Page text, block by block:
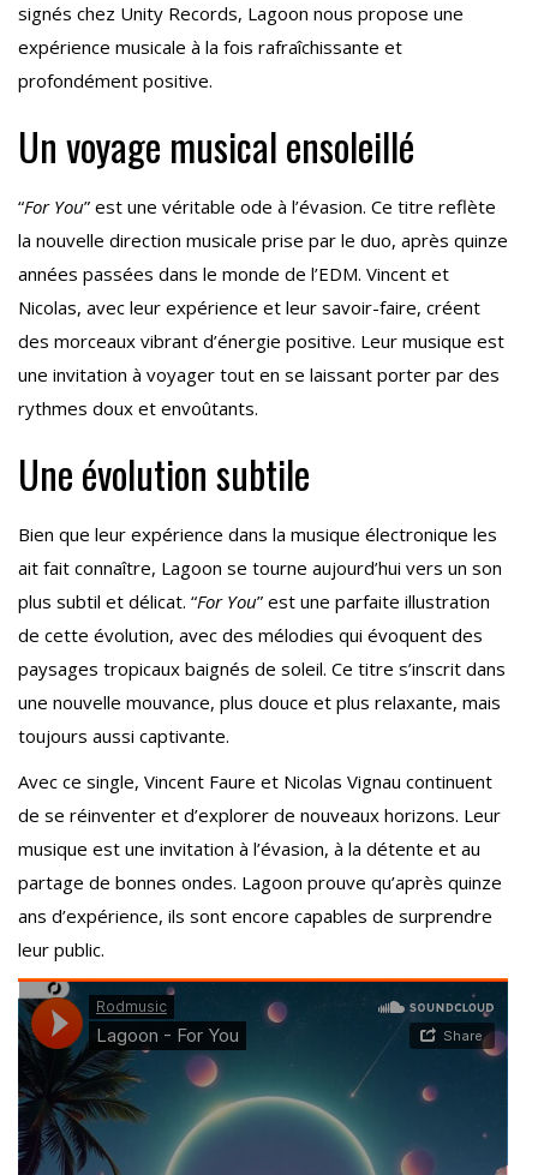
signés chez Unity Records, Lagoon nous propose une
expérience musicale à la fois rafraîchissante et
profondément positive.
Un voyage musical ensoleillé
“For You” est une véritable ode à l’évasion. Ce titre reflète
la nouvelle direction musicale prise par le duo, après quinze
années passées dans le monde de l’EDM. Vincent et
Nicolas, avec leur expérience et leur savoir-faire, créent
des morceaux vibrant d’énergie positive. Leur musique est
une invitation à voyager tout en se laissant porter par des
rythmes doux et envoûtants.
Une évolution subtile
Bien que leur expérience dans la musique électronique les
ait fait connaître, Lagoon se tourne aujourd’hui vers un son
plus subtil et délicat. “For You” est une parfaite illustration
de cette évolution, avec des mélodies qui évoquent des
paysages tropicaux baignés de soleil. Ce titre s’inscrit dans
une nouvelle mouvance, plus douce et plus relaxante, mais
toujours aussi captivante.
Avec ce single, Vincent Faure et Nicolas Vignau continuent
de se réinventer et d’explorer de nouveaux horizons. Leur
musique est une invitation à l’évasion, à la détente et au
partage de bonnes ondes. Lagoon prouve qu’après quinze
ans d’expérience, ils sont encore capables de surprendre
leur public.